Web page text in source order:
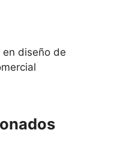
diseño de